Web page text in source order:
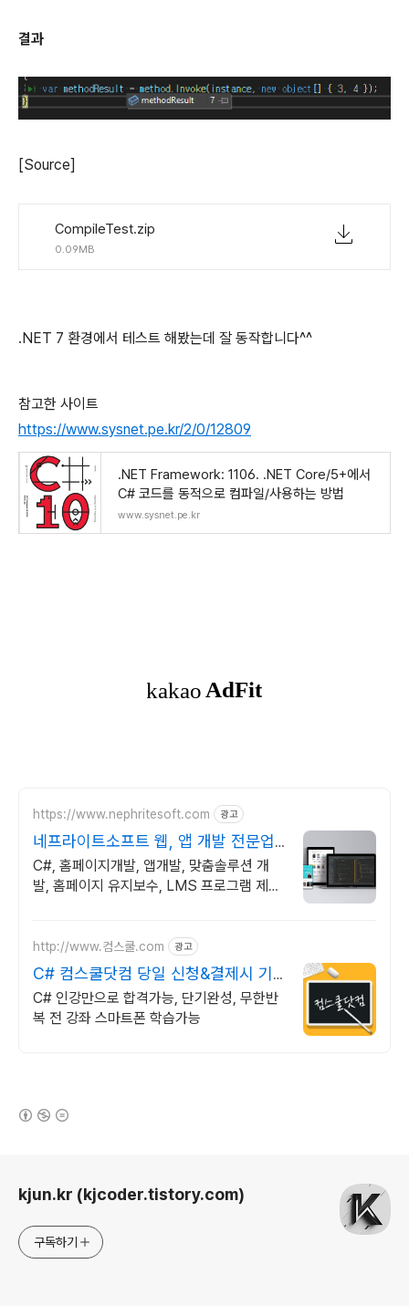
결과
[Source]
CompileTest.zip
0.09MB
.NET 7 환경에서 테스트 해봤는데 잘 동작합니다^^
참고한 사이트
https://www.sysnet.pe.kr/2/0/12809
.NET Framework: 1106. .NET Core/5+에서
C# 코드를 동적으로 컴파일/사용하는 방법
www.sysnet.pe.kr
https://www.nephritesoft.com 광고
네프라이트소프트 웹, 앱 개발 전문업
체
C#, 홈페이지개발, 앱개발, 맞춤솔루션 개
발, 홈페이지 유지보수, LMS 프로그램 제작
http://www.컴스쿨.com 광고
C# 컴스쿨닷컴 당일 신청&결제시 기
프티콘!
C# 인강만으로 합격가능, 단기완성, 무한반
복 전 강좌 스마트폰 학습가능
kjun.kr (kjcoder.tistory.com)
구독하기